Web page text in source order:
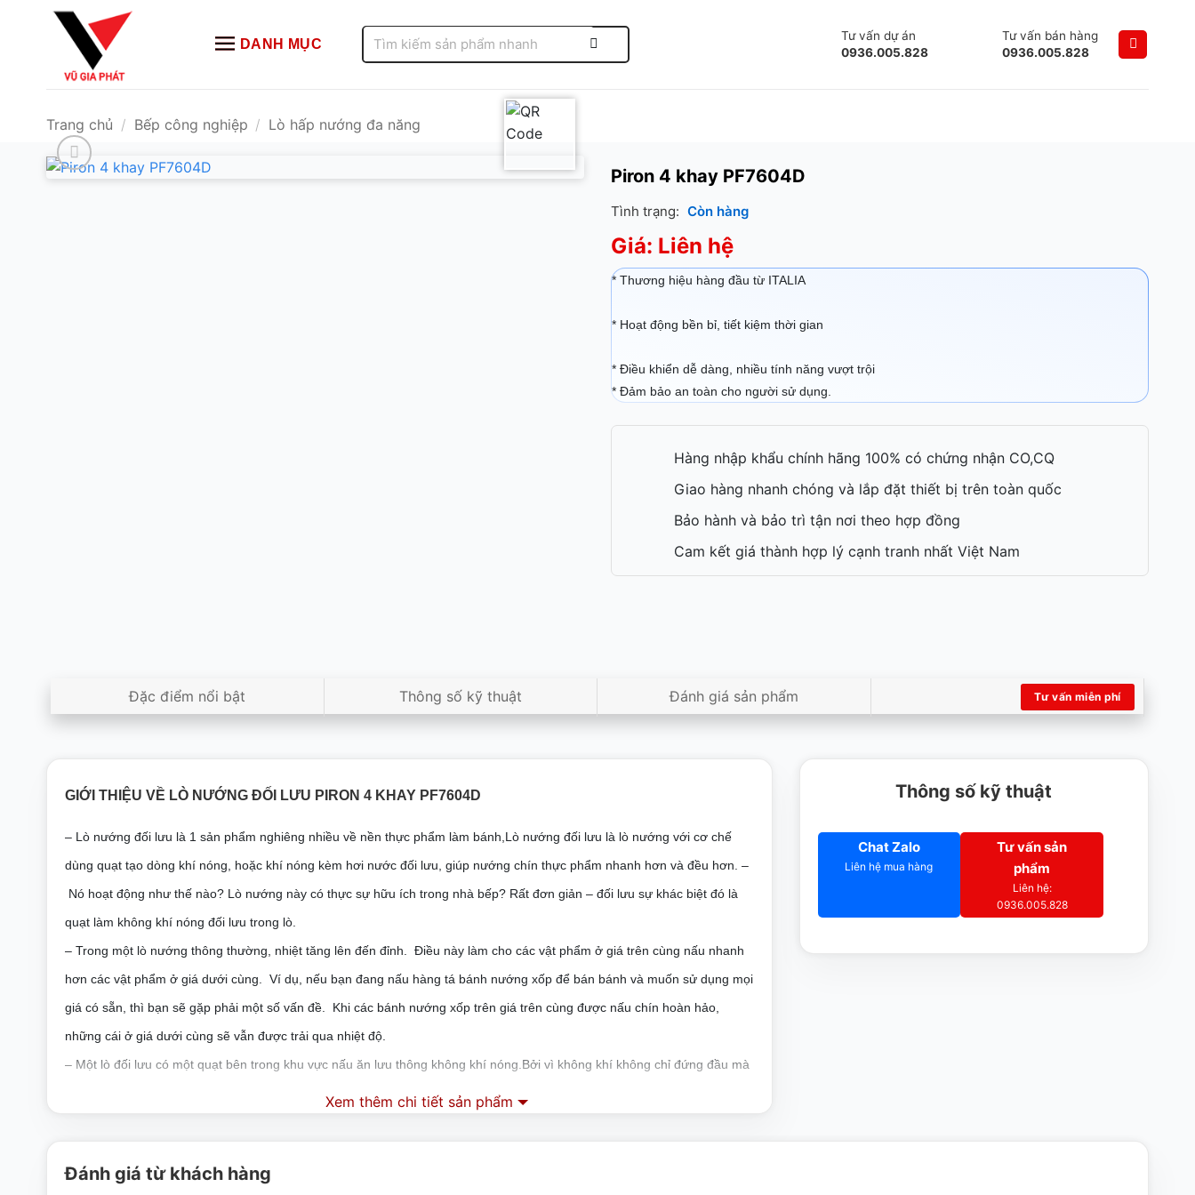
DANH MỤC
kiếm:
Tư vấn dự án
0936.005.828
Tư vấn bán hàng
0936.005.828
Trang chủ / Bếp công nghiệp / Lò hấp nướng đa năng
Piron 4 khay PF7604D
Tình trạng: Còn hàng
Giá: Liên hệ
* Thương hiệu hàng đầu từ ITALIA
* Hoạt động bền bỉ, tiết kiệm thời gian
* Điều khiển dễ dàng, nhiều tính năng vượt trội
* Đảm bảo an toàn cho người sử dụng.
Hàng nhập khẩu chính hãng 100% có chứng nhận CO,CQ
Giao hàng nhanh chóng và lắp đặt thiết bị trên toàn quốc
Bảo hành và bảo trì tận nơi theo hợp đồng
Cam kết giá thành hợp lý cạnh tranh nhất Việt Nam
Đặc điểm nổi bật Thông số kỹ thuật Đánh giá sản phẩm Tư vấn miễn phí
GIỚI THIỆU VỀ LÒ NƯỚNG ĐỐI LƯU PIRON 4 KHAY PF7604D
– Lò nướng đối lưu là 1 sản phẩm nghiêng nhiều về nền thực phẩm làm bánh,Lò nướng đối lưu là lò nướng với cơ chế
dùng quạt tạo dòng khí nóng, hoặc khí nóng kèm hơi nước đối lưu, giúp nướng chín thực phẩm nhanh hơn và đều hơn. –
Nó hoạt động như thế nào? Lò nướng này có thực sự hữu ích trong nhà bếp? Rất đơn giản – đối lưu sự khác biệt đó là
quạt làm không khí nóng đối lưu trong lò.
– Trong một lò nướng thông thường, nhiệt tăng lên đến đỉnh. Điều này làm cho các vật phẩm ở giá trên cùng nấu nhanh
hơn các vật phẩm ở giá dưới cùng. Ví dụ, nếu bạn đang nấu hàng tá bánh nướng xốp để bán bánh và muốn sử dụng mọi
giá có sẵn, thì bạn sẽ gặp phải một số vấn đề. Khi các bánh nướng xốp trên giá trên cùng được nấu chín hoàn hảo,
những cái ở giá dưới cùng sẽ vẫn được trải qua nhiệt độ.
– Một lò đối lưu có một quạt bên trong khu vực nấu ăn lưu thông không khí nóng.Bởi vì không khí không chỉ đứng đầu mà
* Trong khi điều này nghe có vẻ đơn giản, nó tạo ra một sự khác biệt lớn.Phần ngọn của bánh nướng của bạn sẽ không bị
Xem thêm chi tiết sản phẩm
Thông số kỹ thuật
Chat Zalo
Liên hệ mua hàng
Tư vấn sản
phẩm
Liên hệ:
0936.005.828
Đánh giá từ khách hàng